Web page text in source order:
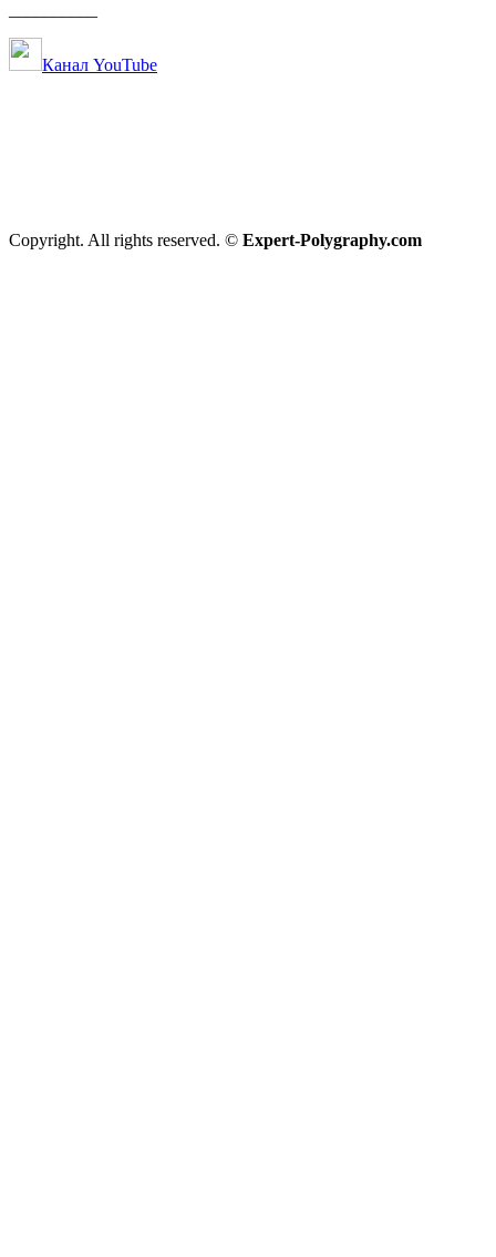
Канал YouTube
Copyright. All rights reserved. © Expert-Polygraphy.com